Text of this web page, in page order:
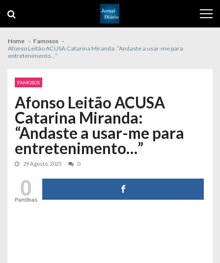
navigation
content
Home
Famosos
Afonso Leitão ACUSA Catarina Miranda: “Andaste a usar-me para
entretenimento…”
FAMOSOS
Afonso Leitão ACUSA
Catarina Miranda:
“Andaste a usar-me para
entretenimento…”
29 Agosto, 2025 0
0
Partilhas